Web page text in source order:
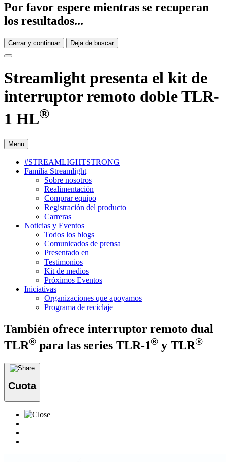
Por favor espere mientras se recuperan
los resultados...
Cerrar y continuar Deja de buscar
Streamlight presenta el kit de
interruptor remoto doble TLR-
1 HL®
Menu
#STREAMLIGHTSTRONG
Familia Streamlight
Sobre nosotros
Realimentación
Comprar equipo
Registración del producto
Carreras
Noticias y Eventos
Todos los blogs
Comunicados de prensa
Presentado en
Testimonios
Kit de medios
Próximos Eventos
Iniciativas
Organizaciones que apoyamos
Programa de reciclaje
También ofrece interruptor remoto dual
TLR® para las series TLR-1® y TLR®
Cuota